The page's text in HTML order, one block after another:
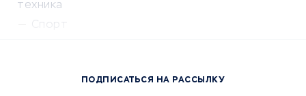
техника
Спорт
Сервисы доставкиПОДПИСАТЬСЯ НА РАССЫЛКУ